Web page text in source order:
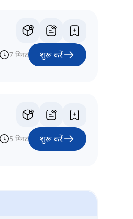
7 मिनट शुरू करें
5 मिनट शुरू करें